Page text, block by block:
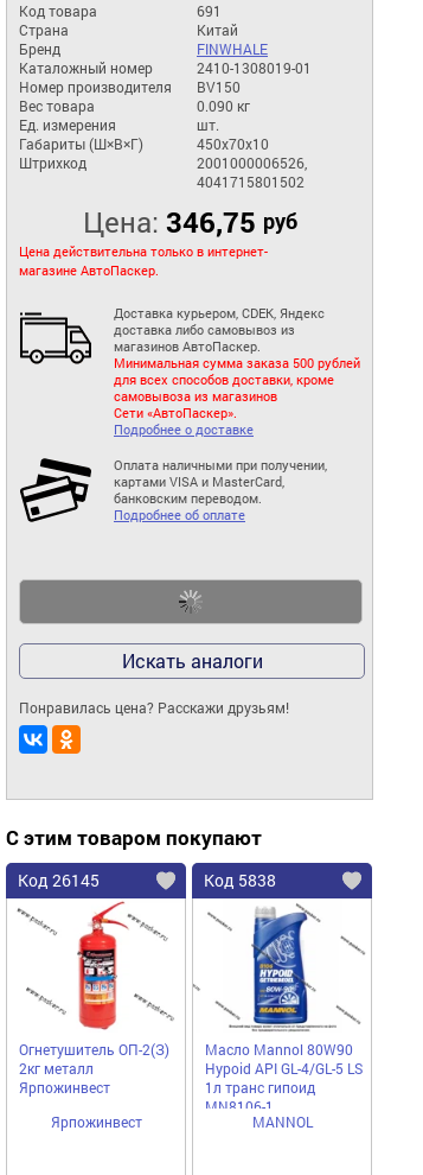
Код товара
691
Страна
Китай
Бренд
FINWHALE
Каталожный номер
2410-1308019-01
Номер производителя
BV150
Вес товара
0.090 кг
Ед. измерения
шт.
Габариты (Ш×В×Г)
450x70x10
Штрихкод
2001000006526,
4041715801502
Цена: 346,75 руб
Цена действительна только в интернет-
магазине АвтоПаскер.
Доставка курьером, CDEK, Яндекс
доставка либо самовывоз из
магазинов АвтоПаскер.
Минимальная сумма заказа 500 рублей
для всех способов доставки, кроме
самовывоза из магазинов
Сети «АвтоПаскер».
Подробнее о доставке
Оплата наличными при получении,
картами VISA и MasterCard,
банковским переводом.
Подробнее об оплате
Искать аналоги
Понравилась цена? Расскажи друзьям!
С этим товаром покупают
Код 26145
Огнетушитель ОП-2(З)
2кг металл
Ярпожинвест
Ярпожинвест
Код 5838
Масло Mannol 80W90
Hypoid API GL-4/GL-5 LS
1л транс гипоид
MN8106-1
MANNOL